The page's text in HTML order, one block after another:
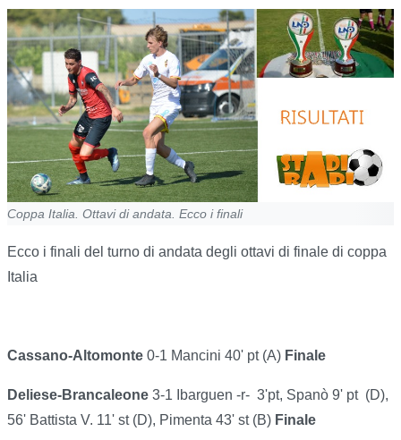
Coppa Italia. Ottavi di andata. Ecco i finali
Ecco i finali del turno di andata degli ottavi di finale di coppa
Italia
Cassano-Altomonte 0-1 Mancini 40' pt (A) Finale
Deliese-Brancaleone 3-1 Ibarguen -r- 3'pt, Spanò 9' pt (D),
56' Battista V. 11' st (D), Pimenta 43' st (B) Finale